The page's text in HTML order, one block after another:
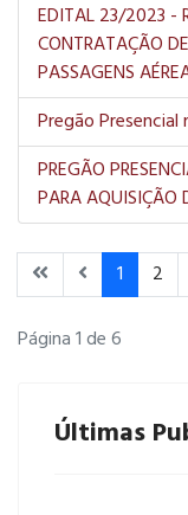
EDITAL 23/2023 -
CONTRATAÇÃO
PASSAGENS
Pregão
PREGÃO
PARA AQUISIÇÃO
1 2
Página 1 de 6
Últimas